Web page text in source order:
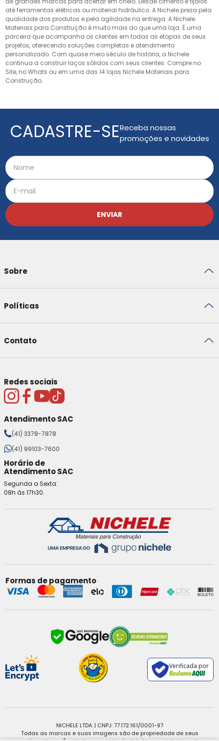
até ferramentas elétricas ou material hidráulico. A Nichele preza pela
qualidade dos produtos e pela agilidade na entrega. A Nichele
Materiais para Construção é muito mais do que uma loja. É uma
parceira que acompanha os clientes em todas as etapas de seus
projetos, oferecendo soluções completas e atendimento
personalizado. Com quase meio século de história, a Nichele
continua a construir laços sólidos com seus clientes. Compre no
Site, no Whats ou em uma das 14 lojas Nichele Materiais para
Construção.
CADASTRE-SEReceba nossas
promoções e novidades
ENVIAR
Sobre
Políticas
Contato
Redes sociais
Atendimento SAC
(41) 3378-7878
(41) 99103-7600
Horário de
Atendimento SAC
Segunda a Sexta:
08h às 17h30.
Formas de pagamento
Verificada por
NICHELE LTDA. | CNPJ: 77.172.161/0001-97
Todas as marcas e suas imagens são de propriedade de seus